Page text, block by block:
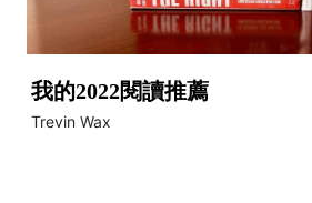
我的2022閱讀推薦
Trevin Wax